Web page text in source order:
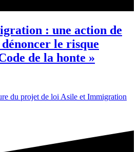
: une action de
le risque
de la honte »
du projet de loi Asile et Immigration